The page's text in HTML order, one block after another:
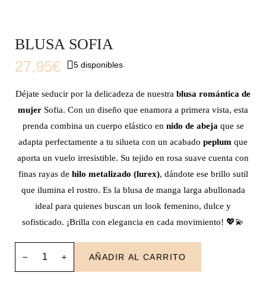
BLUSA SOFIA
27,95€ 5 disponibles
Déjate seducir por la delicadeza de nuestra blusa romántica de
mujer Sofia. Con un diseño que enamora a primera vista, esta
prenda combina un cuerpo elástico en nido de abeja que se
adapta perfectamente a tu silueta con un acabado peplum que
aporta un vuelo irresistible. Su tejido en rosa suave cuenta con
finas rayas de hilo metalizado (lurex), dándote ese brillo sutil
que ilumina el rostro. Es la blusa de manga larga abullonada
ideal para quienes buscan un look femenino, dulce y
sofisticado. ¡Brilla con elegancia en cada movimiento! 💖💫
AÑADIR AL CARRITO